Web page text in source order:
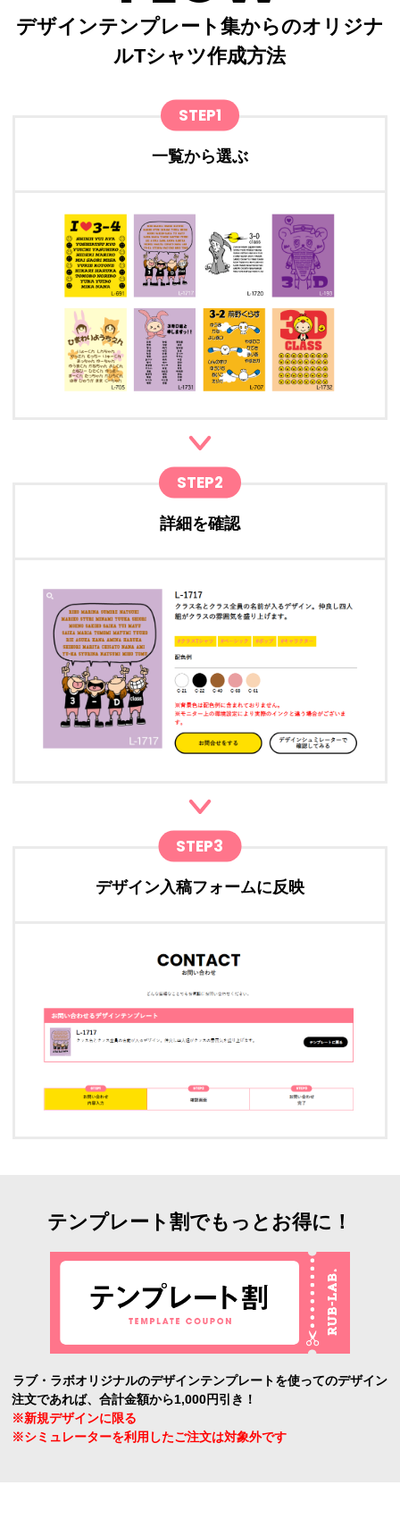
デザインテンプレート集からのオリジナ
ルTシャツ作成方法
STEP1
一覧から選ぶ
STEP2
詳細を確認
STEP3
デザイン入稿フォームに反映
テンプレート割でもっとお得に！
ラブ・ラボオリジナルのデザインテンプレートを使ってのデザイン
注文であれば、合計金額から1,000円引き！
※新規デザインに限る
※シミュレーターを利用したご注文は対象外です